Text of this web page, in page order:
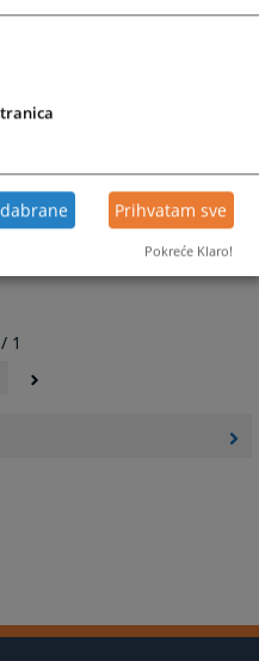
1
Prihvatam sve
Pokreće Klaro!